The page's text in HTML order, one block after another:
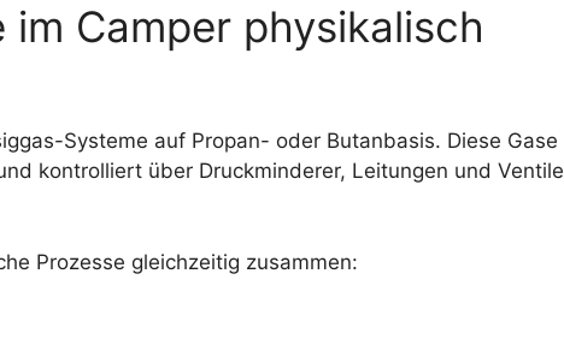
im Camper physikalisch
Systeme auf Propan- oder Butanbasis. Diese Gase
kontrolliert über Druckminderer, Leitungen und Ventile
Prozesse gleichzeitig zusammen: